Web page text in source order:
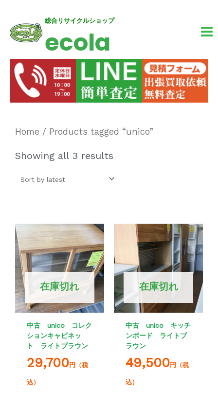
総合リサイクルショップ
ecola
Home / Products tagged “unico”
Showing all 3 results
在庫切れ
中古 unico コレク
ションキャビネッ
ト ライトブラウン
29,700円（税
込）
在庫切れ
中古 unico キッチ
ンボード ライトブ
ラウン
49,500円（税
込）